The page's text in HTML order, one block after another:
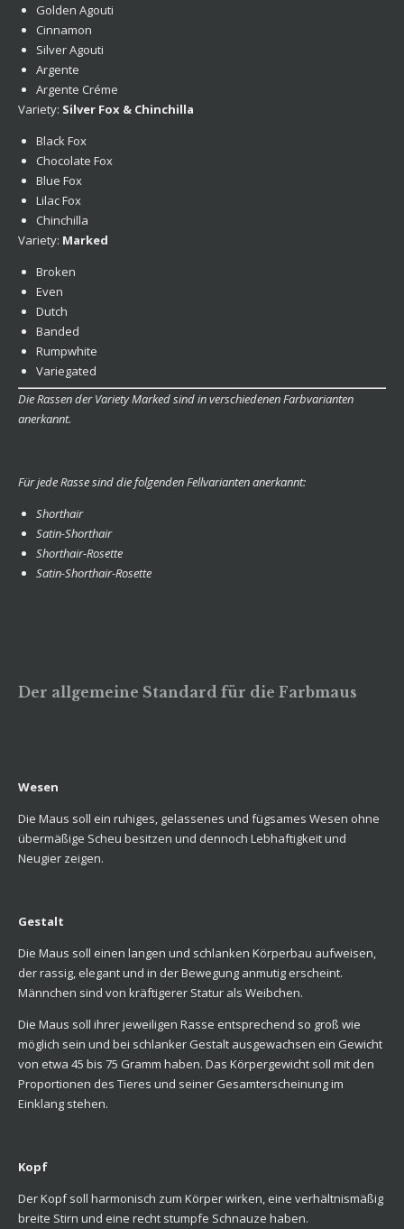
Golden Agouti
Cinnamon
Silver Agouti
Argente
Argente Créme
Variety: Silver Fox & Chinchilla
Black Fox
Chocolate Fox
Blue Fox
Lilac Fox
Chinchilla
Variety: Marked
Broken
Even
Dutch
Banded
Rumpwhite
Variegated
Die Rassen der Variety Marked sind in verschiedenen Farbvarianten
anerkannt.
Für jede Rasse sind die folgenden Fellvarianten anerkannt:
Shorthair
Satin-Shorthair
Shorthair-Rosette
Satin-Shorthair-Rosette
Der allgemeine Standard für die Farbmaus
Wesen
Die Maus soll ein ruhiges, gelassenes und fügsames Wesen ohne
übermäßige Scheu besitzen und dennoch Lebhaftigkeit und
Neugier zeigen.
Gestalt
Die Maus soll einen langen und schlanken Körperbau aufweisen,
der rassig, elegant und in der Bewegung anmutig erscheint.
Männchen sind von kräftigerer Statur als Weibchen.
Die Maus soll ihrer jeweiligen Rasse entsprechend so groß wie
möglich sein und bei schlanker Gestalt ausgewachsen ein Gewicht
von etwa 45 bis 75 Gramm haben. Das Körpergewicht soll mit den
Proportionen des Tieres und seiner Gesamterscheinung im
Einklang stehen.
Kopf
Der Kopf soll harmonisch zum Körper wirken, eine verhältnismäßig
breite Stirn und eine recht stumpfe Schnauze haben.